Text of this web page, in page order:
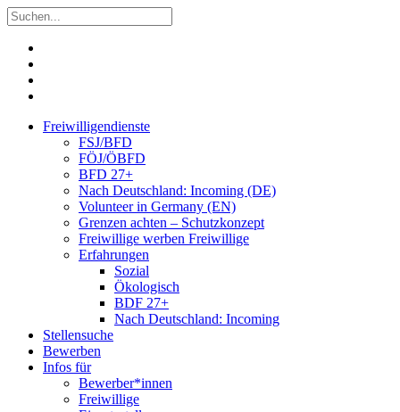
Freiwilligendienste
FSJ/BFD
FÖJ/ÖBFD
BFD 27+
Nach Deutschland: Incoming (DE)
Volunteer in Germany (EN)
Grenzen achten – Schutzkonzept
Freiwillige werben Freiwillige
Erfahrungen
Sozial
Ökologisch
BDF 27+
Nach Deutschland: Incoming
Stellensuche
Bewerben
Infos für
Bewerber*innen
Freiwillige